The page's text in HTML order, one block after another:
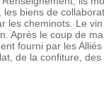
biens de
les cheminots. Le
Après le coup de
fourni par les
de la confiture,